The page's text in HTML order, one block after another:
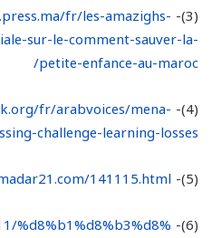
(3)-
fr/les-amazighs-
sur-le-comment-sauver-la-
petite-enfance-au-maroc/
(4)-
fr/arabvoices/mena-
challenge-learning-losses
(5)-
141115.html
(6)-
%d8%b1%d8%b3%d8%